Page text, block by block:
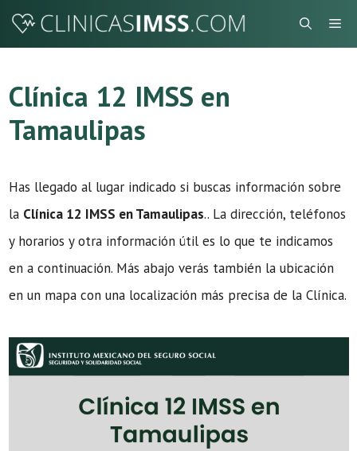
Saltar
Clínica 12 IMSS en
Tamaulipas
Has llegado al lugar indicado si buscas información sobre
la Clínica 12 IMSS en Tamaulipas.. La dirección, teléfonos
y horarios y otra información útil es lo que te indicamos
en a continuación. Más abajo verás también la ubicación
en un mapa con una localización más precisa de la Clínica.